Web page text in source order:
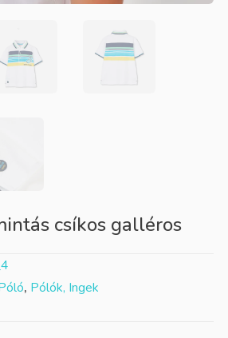
csíkos galléros
, Pólók, Ingek